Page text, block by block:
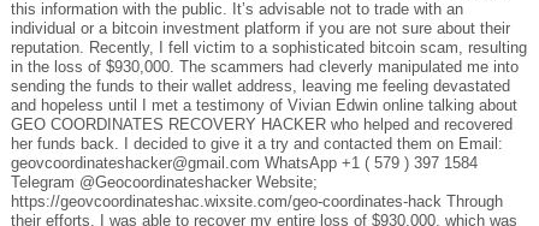
this information with the public. It’s advisable not to trade with an
individual or a bitcoin investment platform if you are not sure about their
reputation. Recently, I fell victim to a sophisticated bitcoin scam, resulting
in the loss of $930,000. The scammers had cleverly manipulated me into
sending the funds to their wallet address, leaving me feeling devastated
and hopeless until I met a testimony of Vivian Edwin online talking about
GEO COORDINATES RECOVERY HACKER who helped and recovered
her funds back. I decided to give it a try and contacted them on Email:
geovcoordinateshacker@gmail.com WhatsApp +1 ( 579 ) 397 1584
Telegram @Geocoordinateshacker Website;
https://geovcoordinateshac.wixsite.com/geo-coordinates-hack Through
their efforts, I was able to recover my entire loss of $930,000, which was